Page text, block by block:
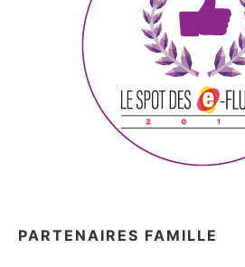
PARTENAIRES FAMILLE